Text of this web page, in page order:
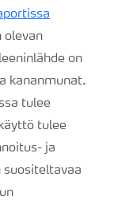
olevan
on
kananmunat.
tulee
tulee
ja
suositeltavaa